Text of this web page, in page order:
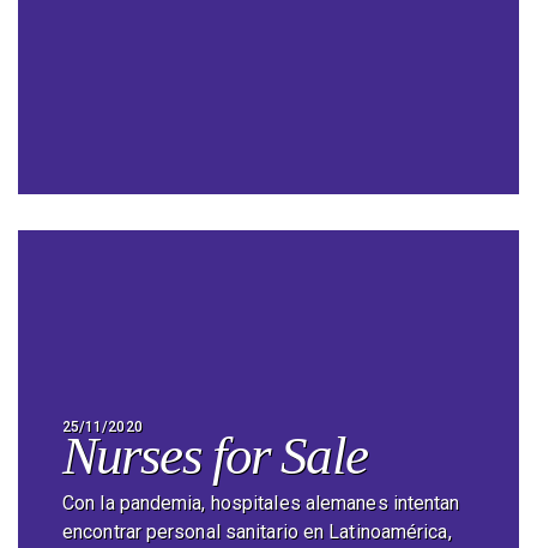
25/11/2020
Nurses for Sale
Con la pandemia, hospitales alemanes intentan
encontrar personal sanitario en Latinoamérica,